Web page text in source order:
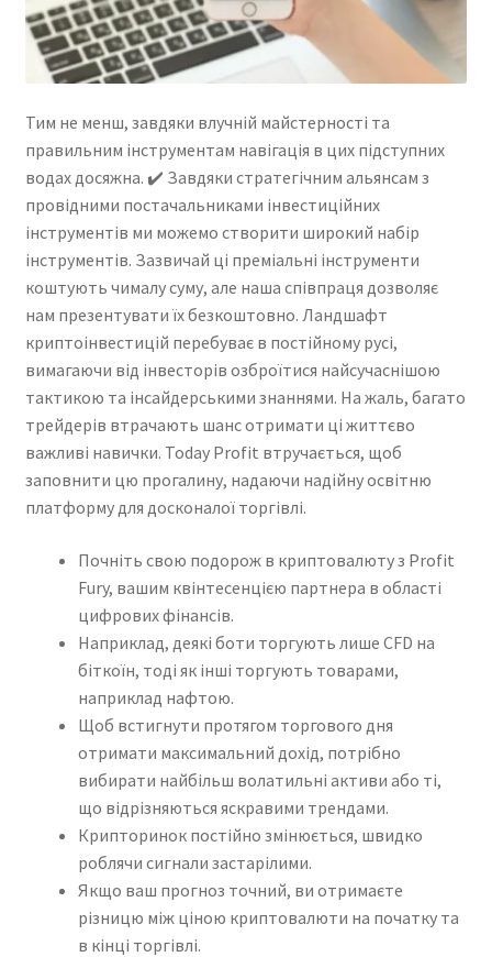
Тим не менш, завдяки влучній майстерності та
правильним інструментам навігація в цих підступних
водах досяжна. ✔️ Завдяки стратегічним альянсам з
провідними постачальниками інвестиційних
інструментів ми можемо створити широкий набір
інструментів. Зазвичай ці преміальні інструменти
коштують чималу суму, але наша співпраця дозволяє
нам презентувати їх безкоштовно. Ландшафт
криптоінвестицій перебуває в постійному русі,
вимагаючи від інвесторів озброїтися найсучаснішою
тактикою та інсайдерськими знаннями. На жаль, багато
трейдерів втрачають шанс отримати ці життєво
важливі навички. Today Profit втручається, щоб
заповнити цю прогалину, надаючи надійну освітню
платформу для досконалої торгівлі.
Почніть свою подорож в криптовалюту з Profit
Fury, вашим квінтесенцією партнера в області
цифрових фінансів.
Наприклад, деякі боти торгують лише CFD на
біткоїн, тоді як інші торгують товарами,
наприклад нафтою.
Щоб встигнути протягом торгового дня
отримати максимальний дохід, потрібно
вибирати найбільш волатильні активи або ті,
що відрізняються яскравими трендами.
Крипторинок постійно змінюється, швидко
роблячи сигнали застарілими.
Якщо ваш прогноз точний, ви отримаєте
різницю між ціною криптовалюти на початку та
в кінці торгівлі.